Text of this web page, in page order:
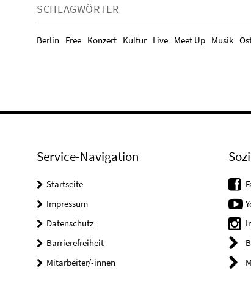
SCHLAGWÖRTER
Berlin Free Konzert Kultur Live Meet Up Musik
Service-Navigation
Startseite
Impressum
Datenschutz
Barrierefreiheit
Mitarbeiter/-innen